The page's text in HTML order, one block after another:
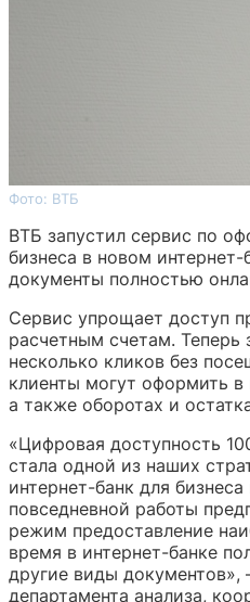
Фото: ВТБ
ВТБ запустил сервис по
бизнеса в новом
документы полностью
Сервис упрощает доступ
расчетным счетам. Теперь
несколько кликов без
клиенты могут оформить в
а также оборотах и
«Цифровая доступность
стала одной из наших
интернет-банк для
повседневной работы
режим предоставление
время в интернет-банке
другие виды
департамента анализа,